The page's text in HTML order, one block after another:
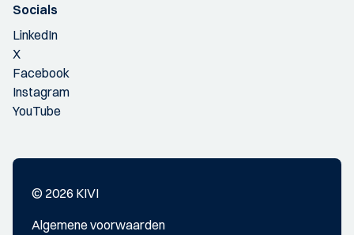
Socials
LinkedIn
X
Facebook
Instagram
YouTube
© 2026 KIVI
Algemene voorwaarden